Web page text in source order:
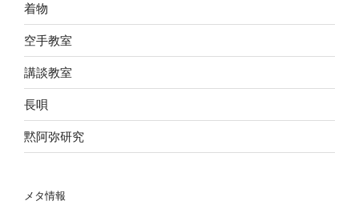
着物
空手教室
講談教室
長唄
黙阿弥研究
メタ情報